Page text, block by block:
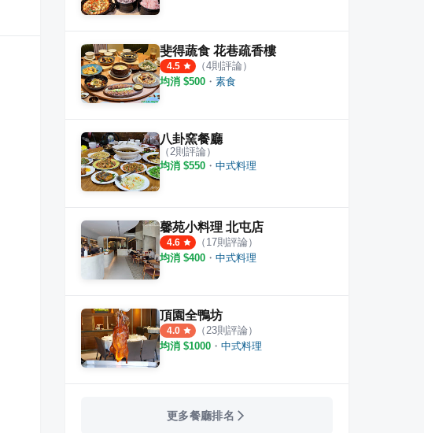
斐得蔬食 花巷疏香樓
4.5 （4則評論）
均消 $500 ・ 素食
八卦窯餐廳
（2則評論）
均消 $550 ・ 中式料理
馨苑小料理 北屯店
4.6 （ 17則評論）
均消 $400 ・ 中式料理
頂園全鴨坊
4.0 （ 23則評論）
均消 $1000 ・ 中式料理
更多餐廳排名